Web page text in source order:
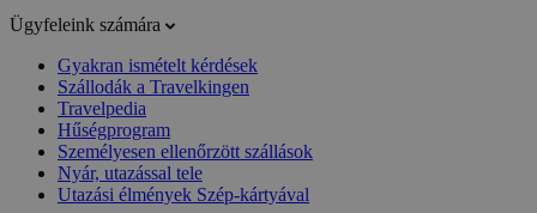
Ügyfeleink számára
Gyakran ismételt kérdések
Szállodák a Travelkingen
Travelpedia
Hűségprogram
Személyesen ellenőrzött szállások
Nyár, utazással tele
Utazási élmények Szép-kártyával